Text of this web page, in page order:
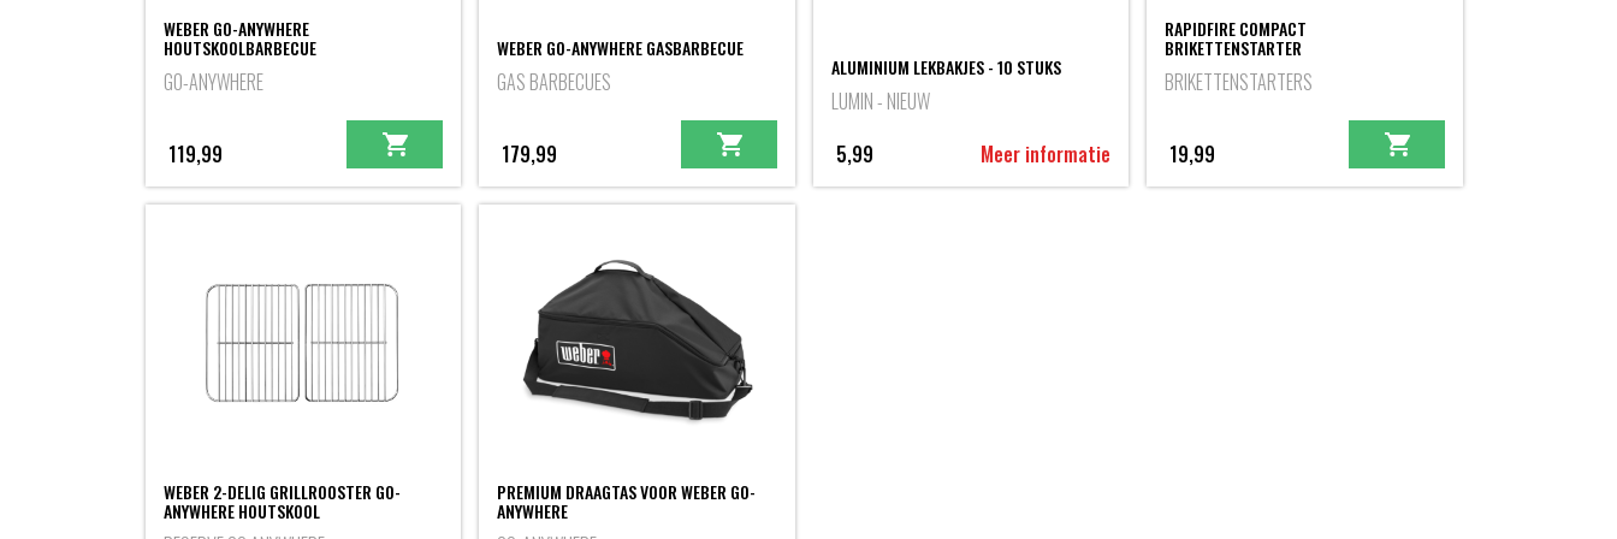
WEBER GO-ANYWHERE
HOUTSKOOLBARBECUE
GO-ANYWHERE
119,99
WEBER GO-ANYWHERE GASBARBECUE
GAS BARBECUES
179,99
ALUMINIUM LEKBAKJES - 10 STUKS
LUMIN - NIEUW
5,99
Meer informatie
RAPIDFIRE COMPACT
BRIKETTENSTARTER
BRIKETTENSTARTERS
19,99
WEBER 2-DELIG GRILLROOSTER GO-
ANYWHERE HOUTSKOOL
PREMIUM DRAAGTAS VOOR WEBER GO-
ANYWHERE